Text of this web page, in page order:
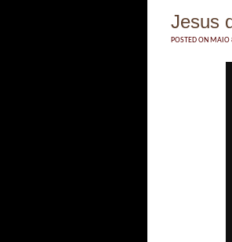
Jesus
POSTED ON MAIO